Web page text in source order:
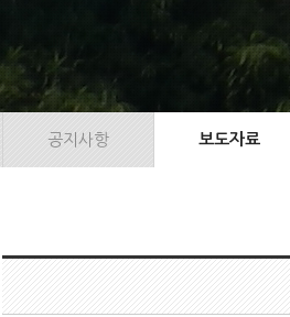
공지사항 보도자료